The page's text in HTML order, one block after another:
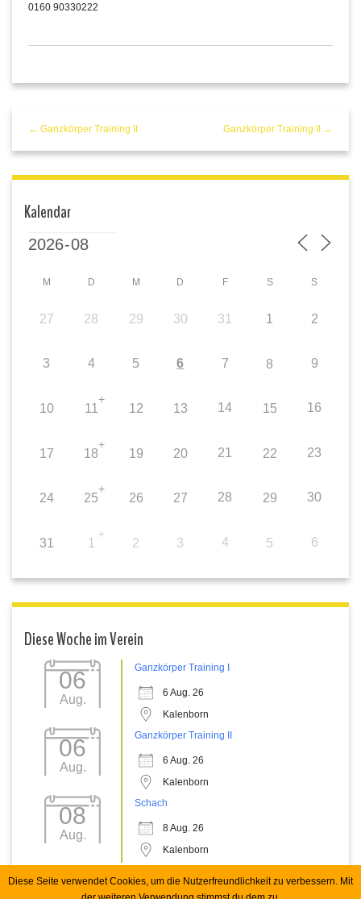
0160 90330222
← Ganzkörper Training II Ganzkörper Training II →
Kalendar
M D M D F S S
27 28 29 30 31 1 2
3 4 5 6 7 8 9
10 11
+
12 13 14 15 16
17 18
+
19 20 21 22 23
24 25
+
26 27 28 29 30
31 1
+
2 3 4 5 6
Diese Woche im Verein
06
Aug.
Ganzkörper Training I
6 Aug. 26
Kalenborn
06
Aug.
Ganzkörper Training II
6 Aug. 26
Kalenborn
08
Aug.
Schach
8 Aug. 26
Kalenborn
Diese Seite verwendet Cookies, um die Nutzerfreundlichkeit zu verbessern. Mit